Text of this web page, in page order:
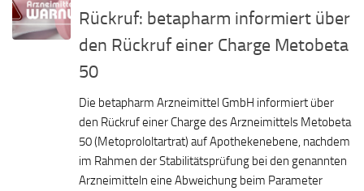
Rückruf: betapharm informiert über
den Rückruf einer Charge Metobeta
50
Die betapharm Arzneimittel GmbH informiert über
den Rückruf einer Charge des Arzneimittels Metobeta
50 (Metoprololtartrat) auf Apothekenebene, nachdem
im Rahmen der Stabilitätsprüfung bei den genannten
Arzneimitteln eine Abweichung beim Parameter